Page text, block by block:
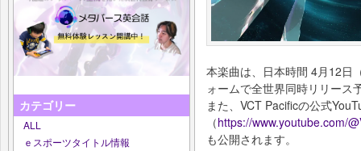
カテゴリー
ALL
ｅスポーツタイトル情報
本楽曲は、日本時間 4月12日
ォームで全世界同時リリース
また、VCT Pacificの公式
（https://www.youtube.com/
も公開されます。